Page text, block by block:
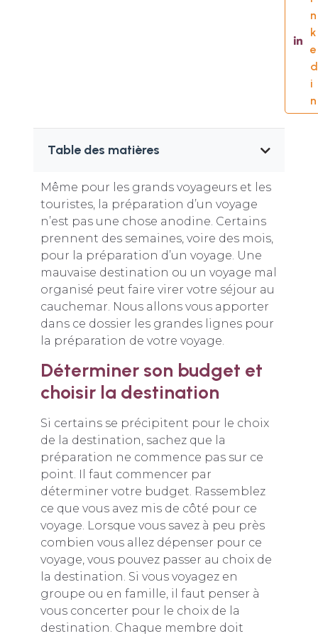
n
k
e
d
i
n
Table des matières
Même pour les grands voyageurs et les
touristes, la préparation d’un voyage
n’est pas une chose anodine. Certains
prennent des semaines, voire des mois,
pour la préparation d’un voyage. Une
mauvaise destination ou un voyage mal
organisé peut faire virer votre séjour au
cauchemar. Nous allons vous apporter
dans ce dossier les grandes lignes pour
la préparation de votre voyage.
Déterminer son budget et
choisir la destination
Si certains se précipitent pour le choix
de la destination, sachez que la
préparation ne commence pas sur ce
point. Il faut commencer par
déterminer votre budget. Rassemblez
ce que vous avez mis de côté pour ce
voyage. Lorsque vous savez à peu près
combien vous allez dépenser pour ce
voyage, vous pouvez passer au choix de
la destination. Si vous voyagez en
groupe ou en famille, il faut penser à
vous concerter pour le choix de la
destination. Chaque membre doit